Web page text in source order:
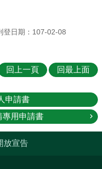
登日期：107-02-08
回上一頁 回最上面
申請書
專用申請書
放宣告